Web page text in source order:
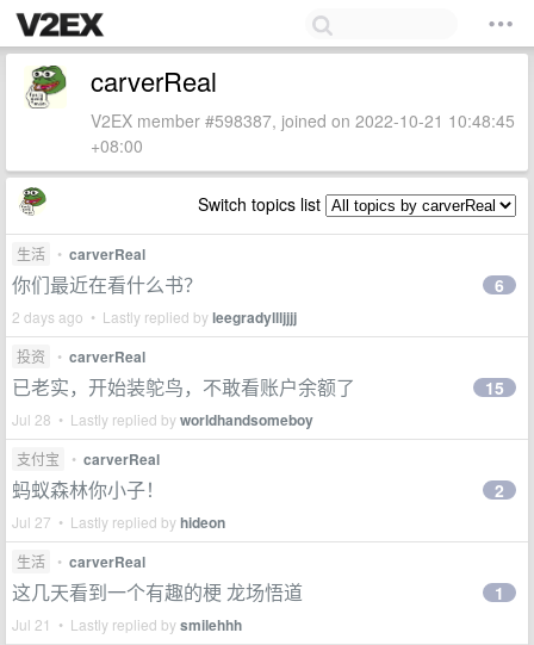
carverReal
V2EX member #598387, joined on 2022-10-21 10:48:45
+08:00
Switch topics list
生活 • carverReal
你们最近在看什么书？
2 days ago • Lastly replied byleegradyllljjjj
6
投资 • carverReal
已老实，开始装鸵鸟，不敢看账户余额了
Jul 28 • Lastly replied byworldhandsomeboy
15
支付宝 • carverReal
蚂蚁森林你小子！
Jul 27 • Lastly replied byhideon
2
生活 • carverReal
这几天看到一个有趣的梗 龙场悟道
Jul 21 • Lastly replied bysmilehhh
1